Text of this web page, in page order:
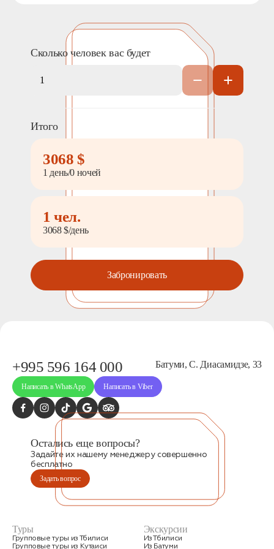
Сколько человек вас будет
Итого
3068 $
1 день/0 ночей
1 чел.
3068$/день
Забронировать
+995 596 164 000 Батуми, С. Диасамидзе, 33
Написать в WhatsApp Написать в Viber
Остались еще вопросы?
Задайте их нашему менеджеру совершенно
бесплатно
Задать вопрос
Туры
Групповые туры из Тбилиси
Групповые туры из Кутаиси
Экскурсии
Из Тбилиси
Из Батуми
Оставить заявку
Нажимая на кнопку, вы соглашаетесь с условиями
Политики конфиденциальности
1. Выберите нужный автомобиль
2. Заполните форму
Заказать трансфер
Нажимая на кнопку, вы соглашаетесь с условиями
Политики конфиденциальности
Заявка успешно отправлена!